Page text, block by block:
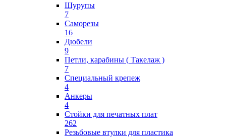
Шурупы
7
Саморезы
16
Дюбели
9
Петли, карабины ( Такелаж )
7
Специальный крепеж
4
Анкеры
4
Стойки для печатных плат
262
Резьбовые втулки для пластика